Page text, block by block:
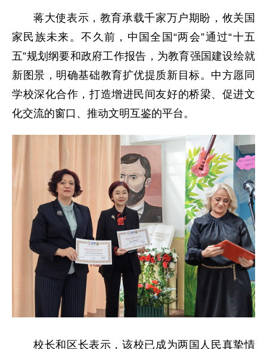
蒋大使表示，教育承载千家万户期盼，攸关国
家民族未来。不久前，中国全国“两会”通过“十五
五”规划纲要和政府工作报告，为教育强国建设绘就
新图景，明确基础教育扩优提质新目标。中方愿同
学校深化合作，打造增进民间友好的桥梁、促进文
化交流的窗口、推动文明互鉴的平台。
校长和区长表示，该校已成为两国人民真挚情